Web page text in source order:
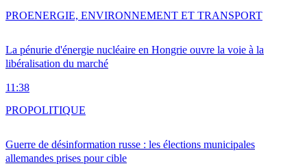
La pénurie d'énergie nucléaire en Hongrie ouvre la voie à la
libéralisation du marché
11:38
PROENERGIE, ENVIRONNEMENT ET TRANSPORT
Guerre de désinformation russe : les élections municipales
allemandes prises pour cible
PROPOLITIQUE